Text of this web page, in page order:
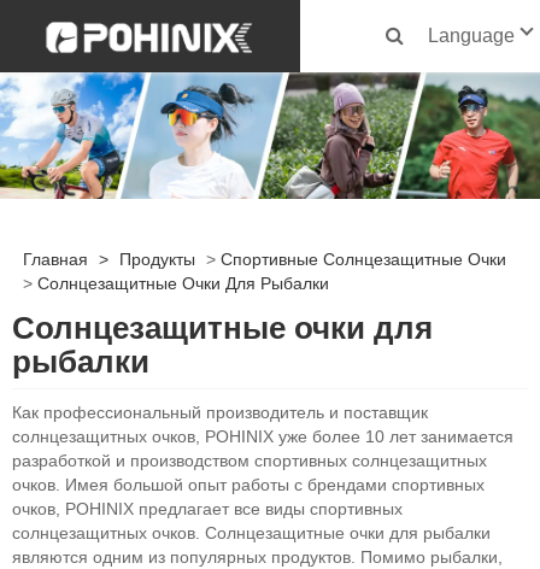
Language
Главная > Продукты > Спортивные Солнцезащитные Очки
> Солнцезащитные Очки Для Рыбалки
Солнцезащитные очки для
рыбалки
Как профессиональный производитель и поставщик
солнцезащитных очков, POHINIX уже более 10 лет занимается
разработкой и производством спортивных солнцезащитных
очков. Имея большой опыт работы с брендами спортивных
очков, POHINIX предлагает все виды спортивных
солнцезащитных очков. Солнцезащитные очки для рыбалки
являются одним из популярных продуктов. Помимо рыбалки,